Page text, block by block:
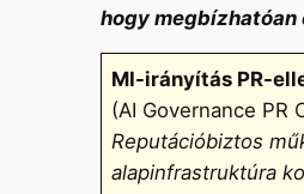
hogy megbízhatóan
MI-irányítás PR-
(AI Governance PR
Reputációbiztos
alapinfrastruktúra